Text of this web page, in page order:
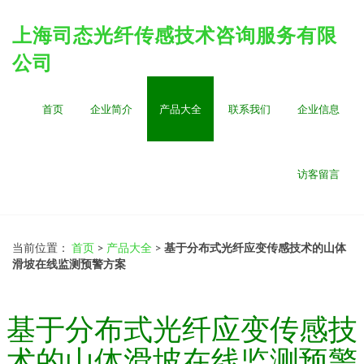
上海司态光纤传感技术咨询服务有限
公司
首页 企业简介 产品大全 联系我们 企业信息
访客留言
当前位置： 首页 > 产品大全 > 基于分布式光纤应变传感技术的山体
滑坡在线监测预警方案
基于分布式光纤应变传感技